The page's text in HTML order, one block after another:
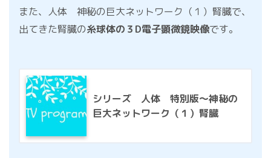
また、人体 神秘の巨大ネットワーク（１）腎臓で、
出てきた腎臓の糸球体の３D電子顕微鏡映像です。
シリーズ 人体 特別版～神秘の
巨大ネットワーク（１）腎臓